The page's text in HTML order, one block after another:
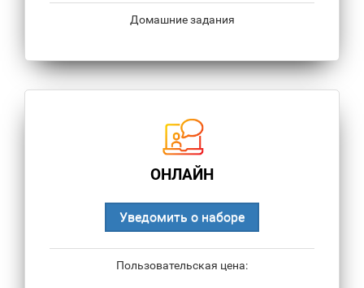
Домашние задания
ОНЛАЙН
Уведомить о наборе
Пользовательская цена: